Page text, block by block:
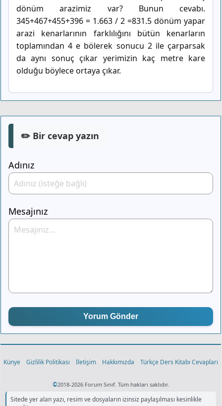
dönüm arazimiz var? Bunun cevabı.
345+467+455+396 = 1.663 / 2 =831.5 dönüm yapar
arazi kenarlarının farklılığını bütün kenarların
toplamından 4 e bölerek sonucu 2 ile çarparsak
da aynı sonuç çıkar yerimizin kaç metre kare
olduğu böylece ortaya çıkar.
✏️ Bir cevap yazın
Adınız
Mesajınız
Yorum Gönder
Künye Gizlilik Politikası İletişim Hakkımızda Türkçe Ders Kitabı Cevapları
©2018-2026 Forum Sınıf. Tüm hakları saklıdır.
Sitede yer alan yazı, resim ve dosyaların izinsiz paylaşılması kesinlikle